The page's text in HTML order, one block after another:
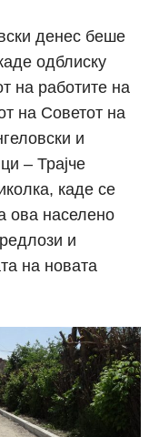
денес беше
одблиску
на работите на
на Советот на
и
– Трајче
каде се
ова населено
и
на новата